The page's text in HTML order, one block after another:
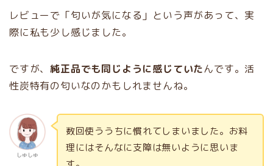
レビューで「匂いが気になる」という声があって、実
際に私も少し感じました。
ですが、純正品でも同じように感じていたんです。活
性炭特有の匂いなのかもしれませんね。
しゅしゅ
数回使ううちに慣れてしまいました。お料
理にはそんなに支障は無いように思いま